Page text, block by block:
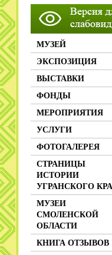
МУЗЕЙ
ЭКСПОЗИЦИЯ
ВЫСТАВКИ
ФОНДЫ
МЕРОПРИЯТИЯ
УСЛУГИ
ФОТОГАЛЕРЕЯ
СТРАНИЦЫ
ИСТОРИИ
УГРАНСКОГО
МУЗЕИ
СМОЛЕНСКОЙ
ОБЛАСТИ
КНИГА ОТЗЫВОВ